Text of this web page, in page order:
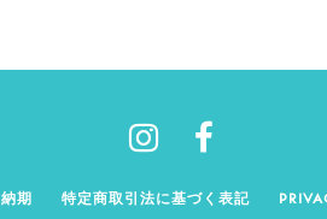
期 特定商取引法に基づく表記